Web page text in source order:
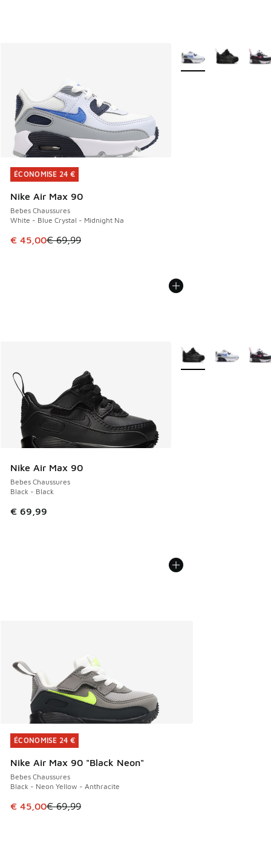
ÉCONOMISE 24 €
Nike Air Max 90
Bebes Chaussures
White - Blue Crystal - Midnight Na
Cet article est en promotion. Prix en baisse de € 69,99 à
€ 45,00€ 69,99
ÉCONOMISE 24 €
Plus de couleurs
Nike Air Max 90
Bebes Chaussures
Black - Black
€ 69,99
Plus de couleurs
ÉCONOMISE 24 €
Nike Air Max 90 "Black Neon"
Bebes Chaussures
Black - Neon Yellow - Anthracite
Cet article est en promotion. Prix en baisse de € 69,99 à
€ 45,00€ 69,99
ÉCONOMISE 24 €